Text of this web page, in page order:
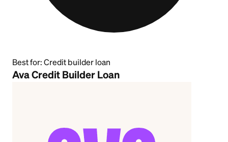
Best for: Credit builder loan
Ava Credit Builder Loan